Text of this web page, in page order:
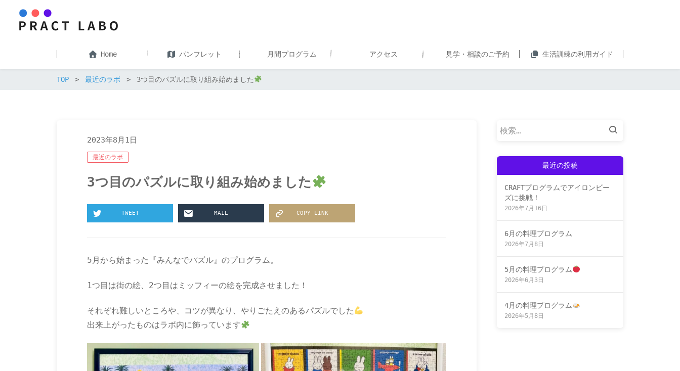
Home パンフレット 月間プログラム アクセス 見学・相談のご予約 生活訓練の利用ガイド
TOP 最近のラボ 3つ目のパズルに取り組み始めました
2023年8月1日
最近のラボ
3つ目のパズルに取り組み始めました
TWEET MAIL COPY LINK
5月から始まった『みんなでパズル』のプログラム。
1つ目は街の絵、2つ目はミッフィーの絵を完成させました！
それぞれ難しいところや、コツが異なり、やりごたえのあるパズルでした
出来上がったものはラボ内に飾っています
検
最近の投稿
CRAFTプログラムでアイロンビー
ズに挑戦！
2026年7月16日
6月の料理プログラム
2026年7月8日
5月の料理プログラム
2026年6月3日
4月の料理プログラム
2026年5月8日